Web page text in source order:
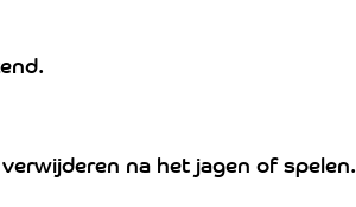
na het jagen of spelen.